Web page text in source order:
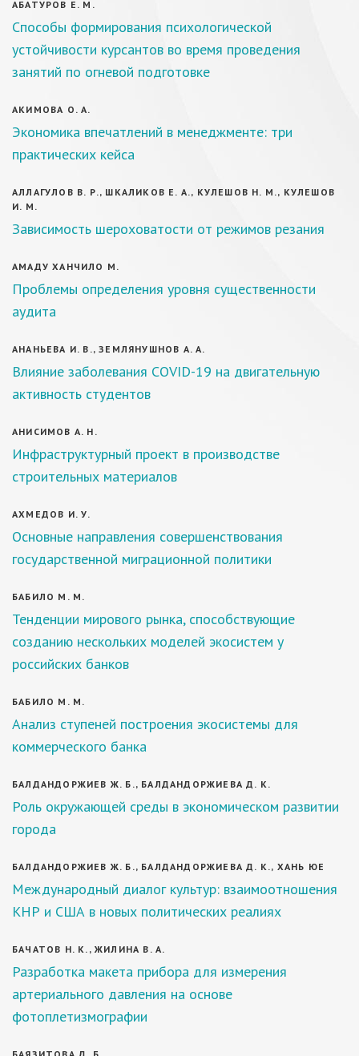
АБАТУРОВ Е. М.
Способы формирования психологической
устойчивости курсантов во время проведения
занятий по огневой подготовке
АКИМОВА О. А.
Экономика впечатлений в менеджменте: три
практических кейса
АЛЛАГУЛОВ В. Р., ШКАЛИКОВ Е. А., КУЛЕШОВ Н. М., КУЛЕШОВ
И. М.
Зависимость шероховатости от режимов резания
АМАДУ ХАНЧИЛО М.
Проблемы определения уровня существенности
аудита
АНАНЬЕВА И. В., ЗЕМЛЯНУШНОВ А. А.
Влияние заболевания COVID-19 на двигательную
активность студентов
АНИСИМОВ А. Н.
Инфраструктурный проект в производстве
строительных материалов
АХМЕДОВ И. У.
Основные направления совершенствования
государственной миграционной политики
БАБИЛО М. М.
Тенденции мирового рынка, способствующие
созданию нескольких моделей экосистем у
российских банков
БАБИЛО М. М.
Анализ ступеней построения экосистемы для
коммерческого банка
БАЛДАНДОРЖИЕВ Ж. Б., БАЛДАНДОРЖИЕВА Д. К.
Роль окружающей среды в экономическом развитии
города
БАЛДАНДОРЖИЕВ Ж. Б., БАЛДАНДОРЖИЕВА Д. К., ХАНЬ ЮЕ
Международный диалог культур: взаимоотношения
КНР и США в новых политических реалиях
БАЧАТОВ Н. К., ЖИЛИНА В. А.
Разработка макета прибора для измерения
артериального давления на основе
фотоплетизмографии